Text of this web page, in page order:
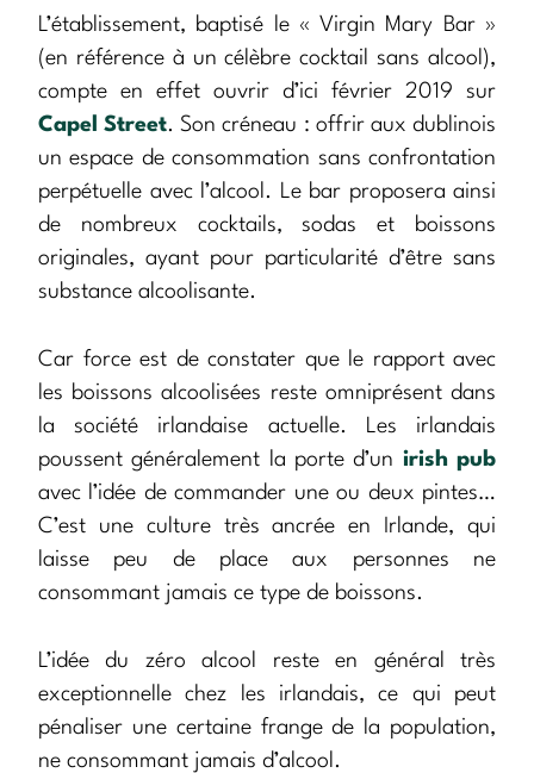
L’établissement, baptisé le « Virgin Mary Bar »
(en référence à un célèbre cocktail sans alcool),
compte en effet ouvrir d’ici février 2019 sur
Capel Street. Son créneau : offrir aux dublinois
un espace de consommation sans confrontation
perpétuelle avec l’alcool. Le bar proposera ainsi
de nombreux cocktails, sodas et boissons
originales, ayant pour particularité d’être sans
substance alcoolisante.
Car force est de constater que le rapport avec
les boissons alcoolisées reste omniprésent dans
la société irlandaise actuelle. Les irlandais
poussent généralement la porte d’un irish pub
avec l’idée de commander une ou deux pintes…
C’est une culture très ancrée en Irlande, qui
laisse peu de place aux personnes ne
consommant jamais ce type de boissons.
L’idée du zéro alcool reste en général très
exceptionnelle chez les irlandais, ce qui peut
pénaliser une certaine frange de la population,
ne consommant jamais d’alcool.